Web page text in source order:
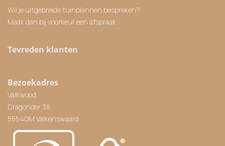
Wil je uitgebreide tuinplannen bespreken?
Maak dan bij voorkeur een afspraak.
Tevreden klanten
Bezoekadres
Valkwood
Dragonder 38
5554GM Valkenswaard